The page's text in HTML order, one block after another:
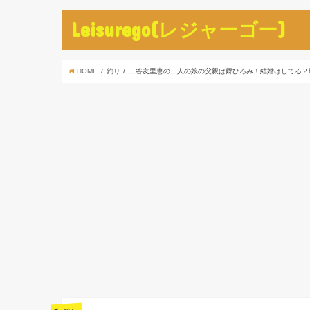
Leisurego(レジャーゴー)
HOME 釣り 二谷友里恵の二人の娘の父親は郷ひろみ！結婚はしてる？